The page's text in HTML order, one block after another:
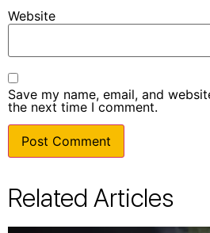
Website
Save my name, email, and
the next time I comment.
Related Articles